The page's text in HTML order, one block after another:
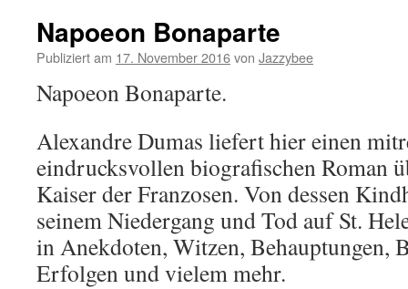
Napoeon Bonaparte
Publiziert am 17. November 2016von Jazzybee
Napoeon Bonaparte.
Alexandre Dumas liefert hier einen
eindrucksvollen biografischen Roman
Kaiser der Franzosen. Von dessen
seinem Niedergang und Tod auf St.
in Anekdoten, Witzen, Behauptungen,
Erfolgen und vielem mehr.